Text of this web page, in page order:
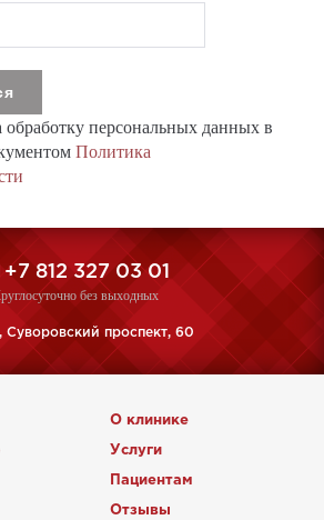
обработку персональных данных в
Политика
+7 812 327 03 01
без выходных
проспект, 60
О клинике
Услуги
Пациентам
Отзывы